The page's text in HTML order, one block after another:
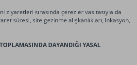
ziyaretleri sırasında çerezler vasıtasıyla da
süresi, site gezinme alışkanlıkları, lokasyon,
DAYANDIĞI YASAL